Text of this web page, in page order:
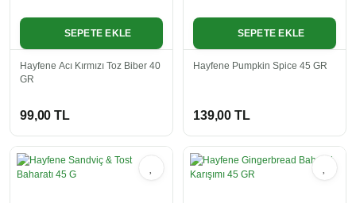
SEPETE EKLE
Hayfene Acı Kırmızı Toz Biber 40
GR
99,00 TL
SEPETE EKLE
Hayfene Pumpkin Spice 45 GR
139,00 TL